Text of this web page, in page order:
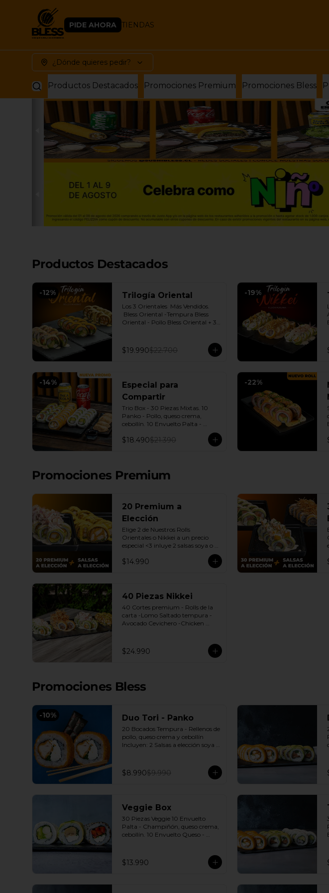
PIDE AHORA TIENDAS
¿Dónde quieres pedir?
Productos Destacados Promociones Premium Promociones Bless
Productos Destacados
-12% Trilogía Oriental
Los 3 Orientales  Más Vendidos.
Bless Oriental -Tempura Bless
Oriental - Pollo Bless Oriental + 3
$19.990$22.700
-19%
-14%
Especial para
Compartir
Trio Box - 30 Piezas Mixtas. 10
Panko - Pollo, queso crema,
cebollín. 10 Envuelto Palta -
Salmón, queso crema, cebollín. 10
Envuelto Queso - Camarón, palta.
$18.490$21.390
-22%
Promociones Premium
20 Premium a
Elección
Elige 2 de Nuestros Rolls
Orientales o Nikkei a un precio
especial <3 inluye 2 salsas soya o
(Promoción no incluye - Roll
$14.990
40 Piezas Nikkei
40 Cortes premium - Rolls de la
carta -Lomo Saltado tempura -
Avocado Cevichero -Chicken
Bless + 3 palitos
$24.990
Promociones Bless
-10% Duo Tori - Panko
20 Bocados Tempura - Rellenos de
pollo, queso crema y cebollín
Incluyen: 2 Salsas a elección soya o
$8.990$9.990
Veggie Box
30 Piezas Veggie 10 Envuelto
Palta - Champiñón, queso crema,
cebollín. 10 Envuelto Queso -
queso crema, cebollín. Incluye: 3
Salsas a elección soya o agridulce
$13.990